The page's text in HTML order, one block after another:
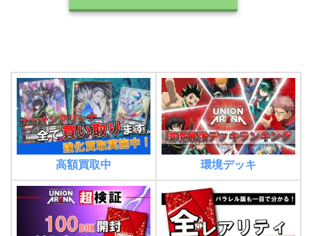
高額買取中 環境デッキ